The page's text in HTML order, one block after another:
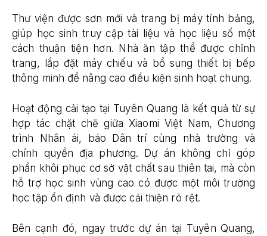
Thư viện được sơn mới và trang bị máy tính bảng,
giúp học sinh truy cập tài liệu và học liệu số một
cách thuận tiện hơn. Nhà ăn tập thể được chỉnh
trang, lắp đặt máy chiếu và bổ sung thiết bị bếp
thông minh để nâng cao điều kiện sinh hoạt chung.
Hoạt động cải tạo tại Tuyên Quang là kết quả từ sự
hợp tác chặt chẽ giữa Xiaomi Việt Nam, Chương
trình Nhân ái, báo Dân trí cùng nhà trường và
chính quyền địa phương. Dự án không chỉ góp
phần khôi phục cơ sở vật chất sau thiên tai, mà còn
hỗ trợ học sinh vùng cao có được một môi trường
học tập ổn định và được cải thiện rõ rệt.
Bên cạnh đó, ngay trước dự án tại Tuyên Quang,